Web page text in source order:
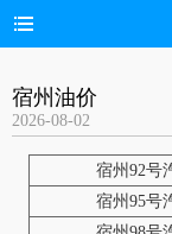
宿州油价
2026-08-02
宿州92号
宿州95号